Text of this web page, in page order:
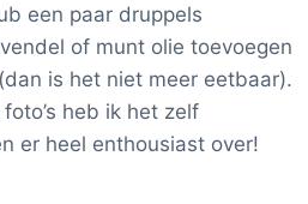
een paar druppels
of munt olie toevoegen
is het niet meer eetbaar).
heb ik het zelf
er heel enthousiast over!